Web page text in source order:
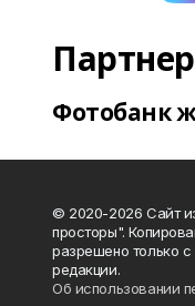
Фотобанк
© 2020-2026 Сайт
просторы".
разрешено только с
редакции.
Об использовании